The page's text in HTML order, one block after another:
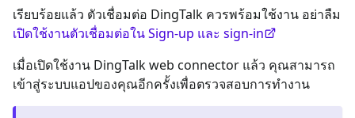
เรียบร้อยแล้ว ตัวเชื่อมต่อ DingTalk ควรพร้อมใช้งาน อย่าลืม
เปิดใช้งานตัวเชื่อมต่อใน Sign-up และ sign-in
เมื่อเปิดใช้งาน DingTalk web connector แล้ว คุณสามารถ
เข้าสู่ระบบแอปของคุณอีกครั้งเพื่อตรวจสอบการทำงาน